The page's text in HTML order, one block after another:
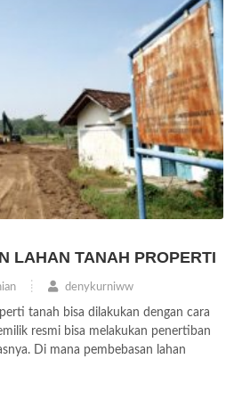
LAHAN TANAH PROPERTI
denykurniww
tanah bisa dilakukan dengan cara
resmi bisa melakukan penertiban
Di mana pembebasan lahan